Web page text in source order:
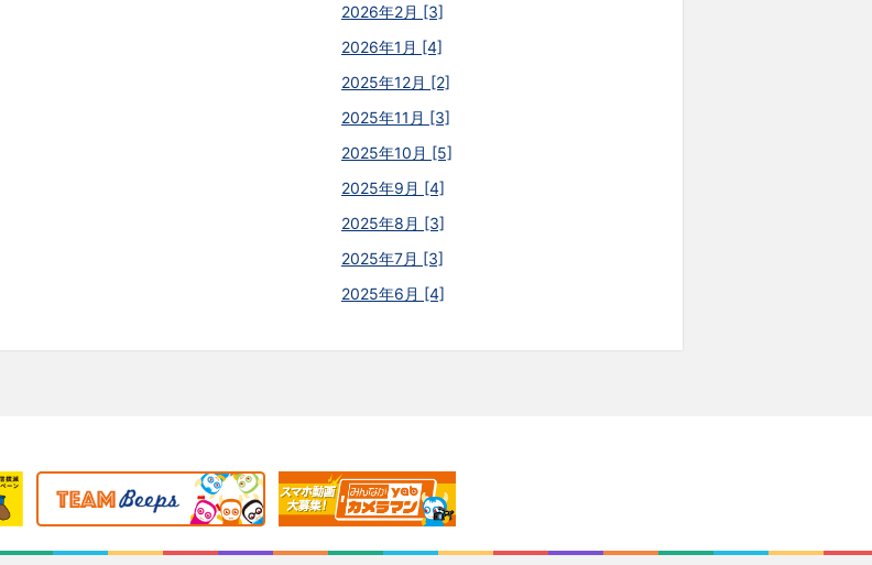
2026年2月 [3]
2026年1月 [4]
2025年12月 [2]
2025年11月 [3]
2025年10月 [5]
2025年9月 [4]
2025年8月 [3]
2025年7月 [3]
2025年6月 [4]